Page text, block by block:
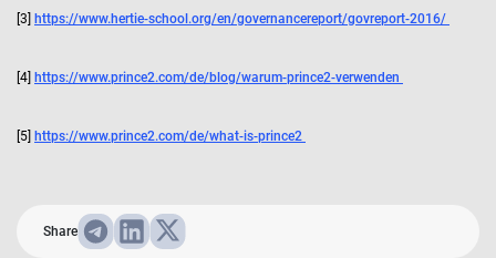
[3] https://www.hertie-school.org/en/governancereport/govreport-2016/
[4] https://www.prince2.com/de/blog/warum-prince2-verwenden
[5] https://www.prince2.com/de/what-is-prince2
Share